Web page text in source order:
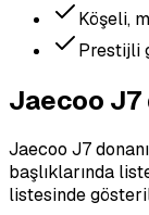
Köşeli,
Prestijli
Jaecoo J7
Jaecoo J7
başlıklarında
listesinde